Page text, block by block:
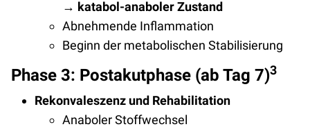
→ katabol-anaboler Zustand
Abnehmende Inflammation
Beginn der metabolischen Stabilisierung
Phase 3: Postakutphase (ab Tag 7)3
Rekonvaleszenz und Rehabilitation
Anaboler Stoffwechsel